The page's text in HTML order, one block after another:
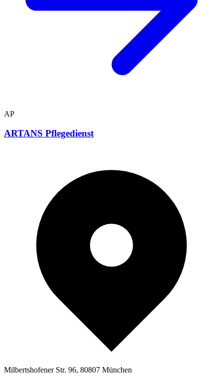
AP
ARTANS Pflegedienst
Milbertshofener Str. 96, 80807 München